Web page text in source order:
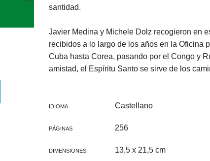
CATEQUESIS
VARIOS
ÁLVARO DEL PORTILLO
VOCACIONES
CATEQUESIS COMUNIÓN
santidad.
Javier Medina y Michele Dolz recogieron en
recibidos a lo largo de los años en la Oficina
Cuba hasta Corea, pasando por el Congo y
amistad, el Espíritu Santo se sirve de los
IDIOMA Castellano
PÁGINAS 256
DIMENSIONES 13,5 x 21,5 cm